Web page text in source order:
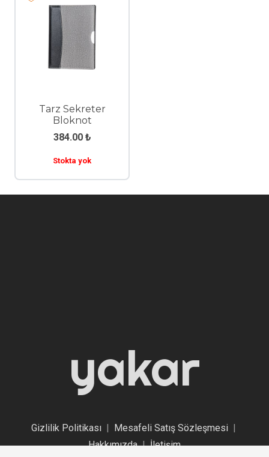
Tarz Sekreter
Bloknot
384.00 ₺
Stokta yok
yakar
Gizlilik Politikası| Mesafeli Satış Sözleşmesi|
Hakkımızda|İletişim